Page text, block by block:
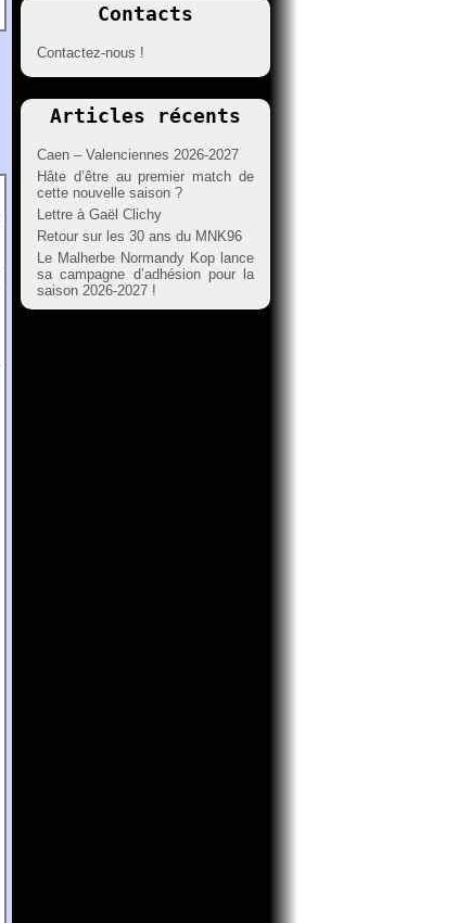
Contacts
Contactez-nous !
Articles récents
Caen – Valenciennes 2026-2027
Hâte d’être au premier match de
cette nouvelle saison ?
Lettre à Gaël Clichy
Retour sur les 30 ans du MNK96
Le Malherbe Normandy Kop lance
sa campagne d’adhésion pour la
saison 2026-2027 !